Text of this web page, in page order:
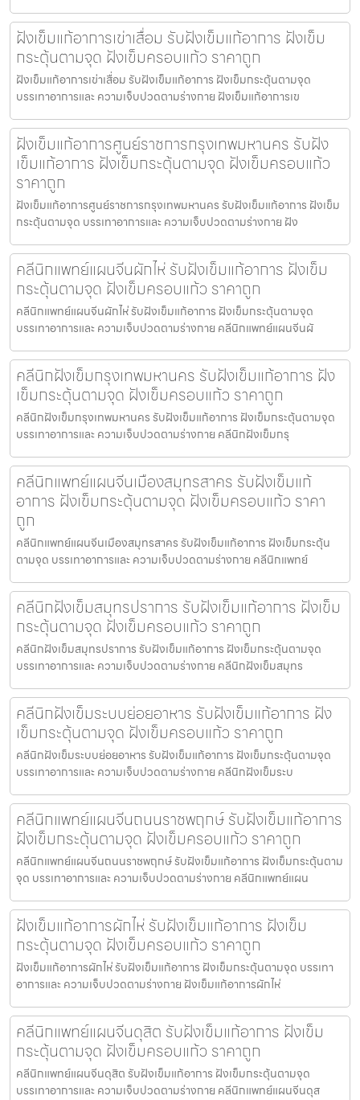
ฝังเข็มแก้อาการเข่าเสื่อม รับฝังเข็มแก้อาการ ฝังเข็ม
กระตุ้นตามจุด ฝังเข็มครอบแก้ว ราคาถูก
ฝังเข็มแก้อาการเข่าเสื่อม รับฝังเข็มแก้อาการ ฝังเข็มกระตุ้นตามจุด
บรรเทาอาการและ ความเจ็บปวดตามร่างกาย ฝังเข็มแก้อาการเข
ฝังเข็มแก้อาการศูนย์ราชการกรุงเทพมหานคร รับฝัง
เข็มแก้อาการ ฝังเข็มกระตุ้นตามจุด ฝังเข็มครอบแก้ว
ราคาถูก
ฝังเข็มแก้อาการศูนย์ราชการกรุงเทพมหานคร รับฝังเข็มแก้อาการ ฝังเข็ม
กระตุ้นตามจุด บรรเทาอาการและ ความเจ็บปวดตามร่างกาย ฝัง
คลีนิกแพทย์แผนจีนผักไห่ รับฝังเข็มแก้อาการ ฝังเข็ม
กระตุ้นตามจุด ฝังเข็มครอบแก้ว ราคาถูก
คลีนิกแพทย์แผนจีนผักไห่ รับฝังเข็มแก้อาการ ฝังเข็มกระตุ้นตามจุด
บรรเทาอาการและ ความเจ็บปวดตามร่างกาย คลีนิกแพทย์แผนจีนผั
คลีนิกฝังเข็มกรุงเทพมหานคร รับฝังเข็มแก้อาการ ฝัง
เข็มกระตุ้นตามจุด ฝังเข็มครอบแก้ว ราคาถูก
คลีนิกฝังเข็มกรุงเทพมหานคร รับฝังเข็มแก้อาการ ฝังเข็มกระตุ้นตามจุด
บรรเทาอาการและ ความเจ็บปวดตามร่างกาย คลีนิกฝังเข็มกรุ
คลีนิกแพทย์แผนจีนเมืองสมุทรสาคร รับฝังเข็มแก้
อาการ ฝังเข็มกระตุ้นตามจุด ฝังเข็มครอบแก้ว ราคา
ถูก
คลีนิกแพทย์แผนจีนเมืองสมุทรสาคร รับฝังเข็มแก้อาการ ฝังเข็มกระตุ้น
ตามจุด บรรเทาอาการและ ความเจ็บปวดตามร่างกาย คลีนิกแพทย์
คลีนิกฝังเข็มสมุทรปราการ รับฝังเข็มแก้อาการ ฝังเข็ม
กระตุ้นตามจุด ฝังเข็มครอบแก้ว ราคาถูก
คลีนิกฝังเข็มสมุทรปราการ รับฝังเข็มแก้อาการ ฝังเข็มกระตุ้นตามจุด
บรรเทาอาการและ ความเจ็บปวดตามร่างกาย คลีนิกฝังเข็มสมุทร
คลีนิกฝังเข็มระบบย่อยอาหาร รับฝังเข็มแก้อาการ ฝัง
เข็มกระตุ้นตามจุด ฝังเข็มครอบแก้ว ราคาถูก
คลีนิกฝังเข็มระบบย่อยอาหาร รับฝังเข็มแก้อาการ ฝังเข็มกระตุ้นตามจุด
บรรเทาอาการและ ความเจ็บปวดตามร่างกาย คลีนิกฝังเข็มระบ
คลีนิกแพทย์แผนจีนถนนราชพฤกษ์ รับฝังเข็มแก้อาการ
ฝังเข็มกระตุ้นตามจุด ฝังเข็มครอบแก้ว ราคาถูก
คลีนิกแพทย์แผนจีนถนนราชพฤกษ์ รับฝังเข็มแก้อาการ ฝังเข็มกระตุ้นตาม
จุด บรรเทาอาการและ ความเจ็บปวดตามร่างกาย คลีนิกแพทย์แผน
ฝังเข็มแก้อาการผักไห่ รับฝังเข็มแก้อาการ ฝังเข็ม
กระตุ้นตามจุด ฝังเข็มครอบแก้ว ราคาถูก
ฝังเข็มแก้อาการผักไห่ รับฝังเข็มแก้อาการ ฝังเข็มกระตุ้นตามจุด บรรเทา
อาการและ ความเจ็บปวดตามร่างกาย ฝังเข็มแก้อาการผักไห่
คลีนิกแพทย์แผนจีนดุสิต รับฝังเข็มแก้อาการ ฝังเข็ม
กระตุ้นตามจุด ฝังเข็มครอบแก้ว ราคาถูก
คลีนิกแพทย์แผนจีนดุสิต รับฝังเข็มแก้อาการ ฝังเข็มกระตุ้นตามจุด
บรรเทาอาการและ ความเจ็บปวดตามร่างกาย คลีนิกแพทย์แผนจีนดุส